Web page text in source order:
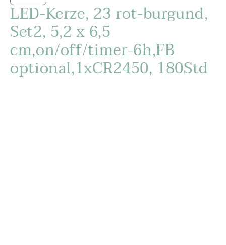
LED-Kerze, 23 rot-burgund,
Set2, 5,2 x 6,5
cm,on/off/timer-6h,FB
optional,1xCR2450, 180Std